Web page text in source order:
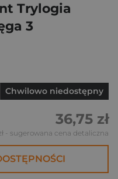
Trylogia
3
Chwilowo niedostępny
36,75 zł
- sugerowana cena detaliczna